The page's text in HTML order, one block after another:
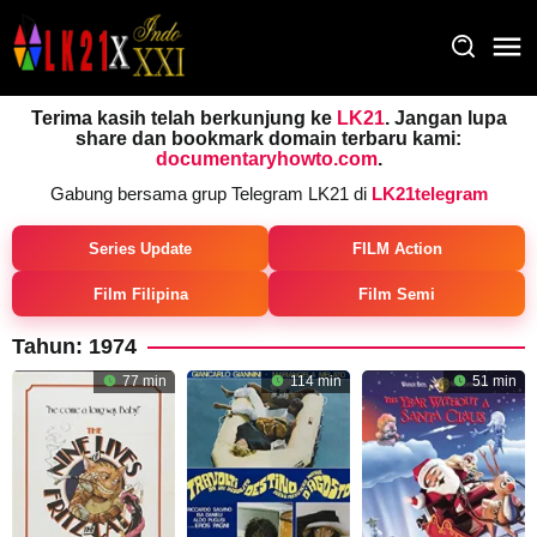
ke
konten
Terima kasih telah berkunjung ke LK21. Jangan lupa
share dan bookmark domain terbaru kami:
documentaryhowto.com.
Gabung bersama grup Telegram LK21 di LK21telegram
Series Update FILM Action
Film Filipina Film Semi
Tahun: 1974
77 min 114 min 51 min